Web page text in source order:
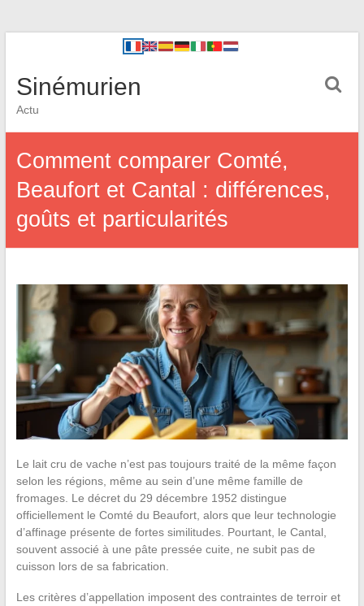
Sinémurien
Actu
Comment comparer Comté,
Beaufort et Cantal : différences,
goûts et particularités
Le lait cru de vache n’est pas toujours traité de la même façon
selon les régions, même au sein d’une même famille de
fromages. Le décret du 29 décembre 1952 distingue
officiellement le Comté du Beaufort, alors que leur technologie
d’affinage présente de fortes similitudes. Pourtant, le Cantal,
souvent associé à une pâte pressée cuite, ne subit pas de
cuisson lors de sa fabrication.
Les critères d’appellation imposent des contraintes de terroir et